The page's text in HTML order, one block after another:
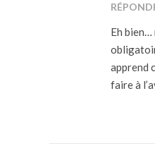
Eh bien…
apprend
faire à